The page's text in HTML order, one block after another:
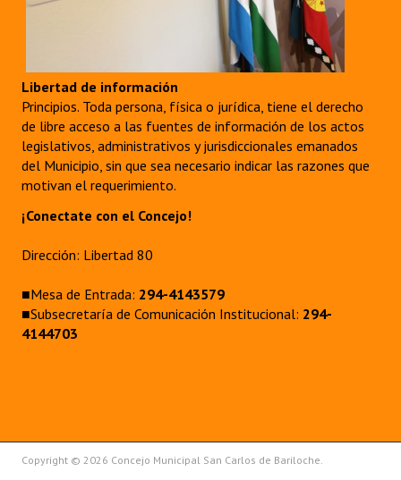
Libertad de información
Principios. Toda persona, física o jurídica, tiene el derecho
de libre acceso a las fuentes de información de los actos
legislativos, administrativos y jurisdiccionales emanados
del Municipio, sin que sea necesario indicar las razones que
motivan el requerimiento.
¡Conectate con el Concejo!
Dirección: Libertad 80
■Mesa de Entrada: 294-4143579
■Subsecretaría de Comunicación Institucional: 294-
4144703
Copyright © 2026 Concejo Municipal San Carlos de Bariloche.